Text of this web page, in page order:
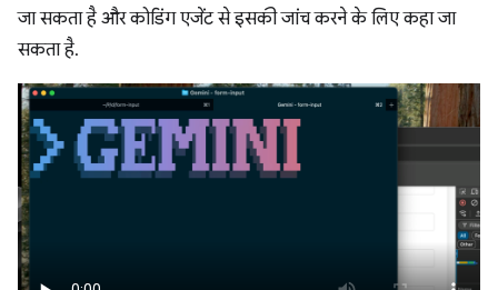
जा सकता है और कोडिंग एजेंट से इसकी जांच करने के लिए कहा जा
सकता है.